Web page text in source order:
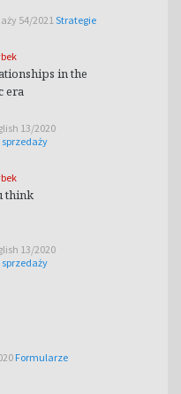
54/2021 Strategie
in the
era
13/2020
think
13/2020
Formularze